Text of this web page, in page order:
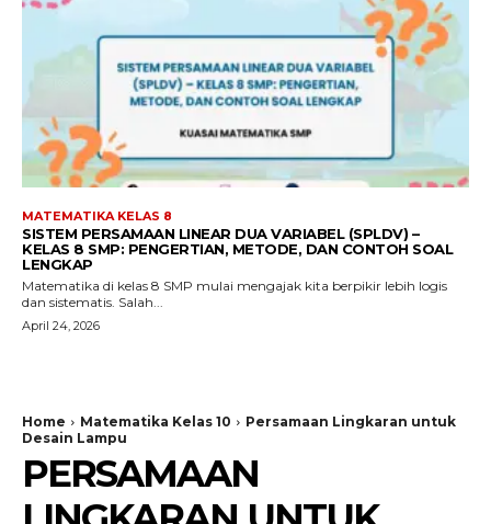
MATEMATIKA KELAS 8
SISTEM PERSAMAAN LINEAR DUA VARIABEL (SPLDV) –
KELAS 8 SMP: PENGERTIAN, METODE, DAN CONTOH SOAL
LENGKAP
Matematika di kelas 8 SMP mulai mengajak kita berpikir lebih logis
dan sistematis. Salah...
April 24, 2026